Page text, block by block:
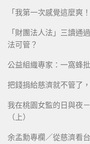
「我第一次感覺這麼爽
「財團法人法」三讀通
法可管？
公益組織專家：一窩蜂
把錢捐給慈濟就不管了
我在桃園女監的日與夜
（上）
余孟勳專欄／從慈濟看